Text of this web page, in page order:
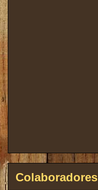
Colaboradores